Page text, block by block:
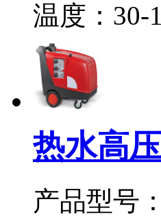
温度：
热水高
产品型号